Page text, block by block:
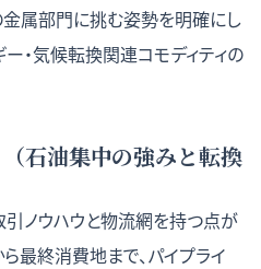
金属部門に挑む姿勢を明確にし
・気候転換関連コモディティの
石油集中の強みと転換
ノウハウと物流網を持つ点が
最終消費地まで、パイプライ